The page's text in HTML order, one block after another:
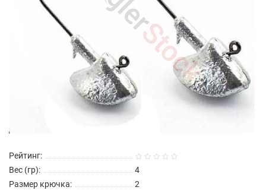
Рейтинг:
Вес (гр):
4
Размер крючка:
2